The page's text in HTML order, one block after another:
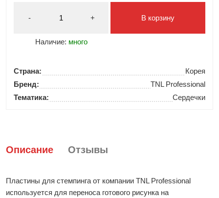
- +
Наличие: много
В корзину
Страна:
Корея
Бренд:
TNL Professional
Тематика:
Сердечки
Описание Отзывы
Пластины для стемпинга от компании TNL Professional
используется для переноса готового рисунка на